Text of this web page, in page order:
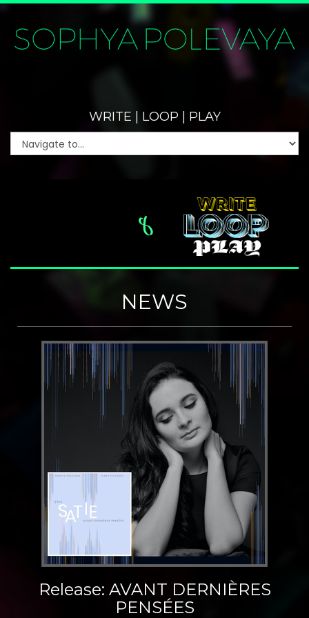
WRITE | LOOP | PLAY
NEWS
Release: AVANT DERNIÈRES
PENSÉES